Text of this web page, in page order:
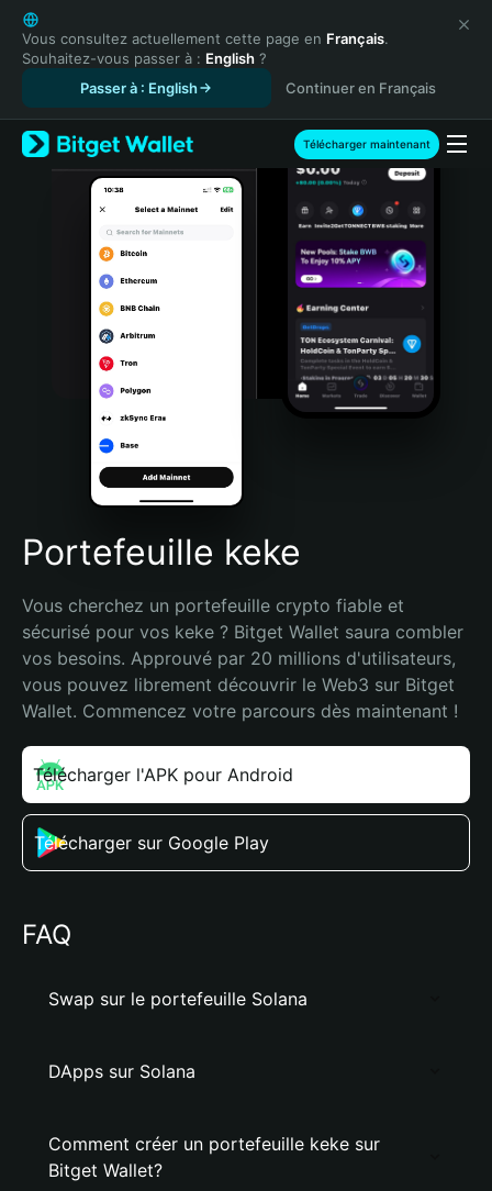
English
日本語
Tiếng Việt
Español (Latinoamérica)
Türkçe
Italiano
Português (Portugal)
Bahasa Indonesia
Português (Brasil)
Español (Argentina)
Vous consultez actuellement cette page en Français.
Souhaitez-vous passer à : English ?
Passer à : English
Continuer en Français
Télécharger maintenant
Portefeuille keke
Vous cherchez un portefeuille crypto fiable et
sécurisé pour vos keke ? Bitget Wallet saura combler
vos besoins. Approuvé par 20 millions d'utilisateurs,
vous pouvez librement découvrir le Web3 sur Bitget
Wallet. Commencez votre parcours dès maintenant !
Télécharger l'APK pour Android
Télécharger sur Google Play
FAQ
Swap sur le portefeuille Solana
DApps sur Solana
Comment créer un portefeuille keke sur
Bitget Wallet?